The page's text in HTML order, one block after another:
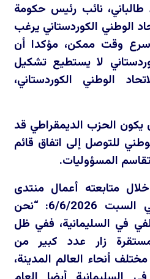
نائب رئيس حكومة
الوطني الكوردستاني يرغب
وقت ممكن، مؤكدا أن
لا يستطيع تشكيل
الوطني الكوردستاني،
الحزب الديمقراطي قد
للتوصل إلى اتفاق قائم
المسؤوليات.
متابعته أعمال منتدى
دلفي في مؤتمر صحفي السبت 6/6/2026: “نحن
في السليمانية، ففي ظل
زار عدد كبير من
أنحاء العالم المدينة،